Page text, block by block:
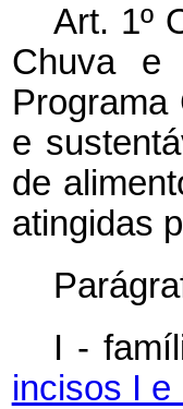
Art. 1º
Chuva e
e
de
atingidas
I -
incisos I e